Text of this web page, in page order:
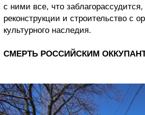
с ними все, что
реконструкции и строительство с
культурного наследия.
СМЕРТЬ РОССИЙСКИМ